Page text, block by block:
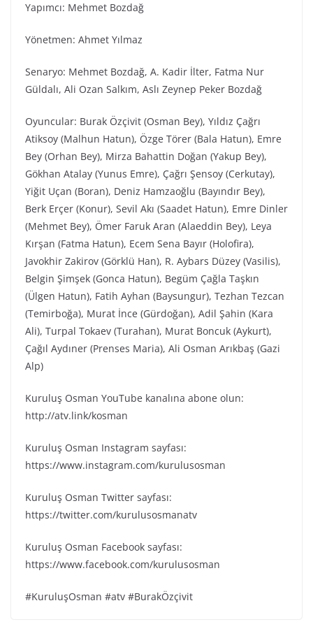
Yapımcı: Mehmet Bozdağ
Yönetmen: Ahmet Yılmaz
Senaryo: Mehmet Bozdağ, A. Kadir İlter, Fatma Nur
Güldalı, Ali Ozan Salkım, Aslı Zeynep Peker Bozdağ
Oyuncular: Burak Özçivit (Osman Bey), Yıldız Çağrı
Atiksoy (Malhun Hatun), Özge Törer (Bala Hatun), Emre
Bey (Orhan Bey), Mirza Bahattin Doğan (Yakup Bey),
Gökhan Atalay (Yunus Emre), Çağrı Şensoy (Cerkutay),
Yiğit Uçan (Boran), Deniz Hamzaoğlu (Bayındır Bey),
Berk Erçer (Konur), Sevil Akı (Saadet Hatun), Emre Dinler
(Mehmet Bey), Ömer Faruk Aran (Alaeddin Bey), Leya
Kırşan (Fatma Hatun), Ecem Sena Bayır (Holofira),
Javokhir Zakirov (Görklü Han), R. Aybars Düzey (Vasilis),
Belgin Şimşek (Gonca Hatun), Begüm Çağla Taşkın
(Ülgen Hatun), Fatih Ayhan (Baysungur), Tezhan Tezcan
(Temirboğa), Murat İnce (Gürdoğan), Adil Şahin (Kara
Ali), Turpal Tokaev (Turahan), Murat Boncuk (Aykurt),
Çağıl Aydıner (Prenses Maria), Ali Osman Arıkbaş (Gazi
Alp)
Kuruluş Osman YouTube kanalına abone olun:
http://atv.link/kosman
Kuruluş Osman Instagram sayfası:
https://www.instagram.com/kurulusosman
Kuruluş Osman Twitter sayfası:
https://twitter.com/kurulusosmanatv
Kuruluş Osman Facebook sayfası:
https://www.facebook.com/kurulusosman
#KuruluşOsman #atv #BurakÖzçivit